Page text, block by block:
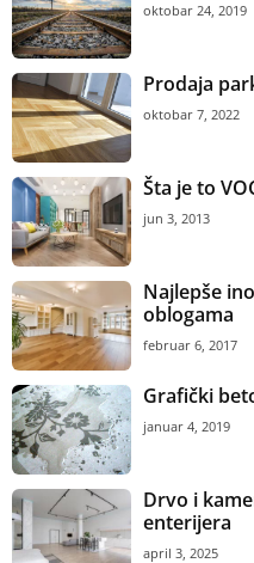
oktobar 24, 2019
Prodaja
oktobar 7, 2022
Šta je to
jun 3, 2013
Najlepše
oblogama
februar 6, 2017
Grafički
januar 4, 2019
Drvo i
enterijera
april 3, 2025